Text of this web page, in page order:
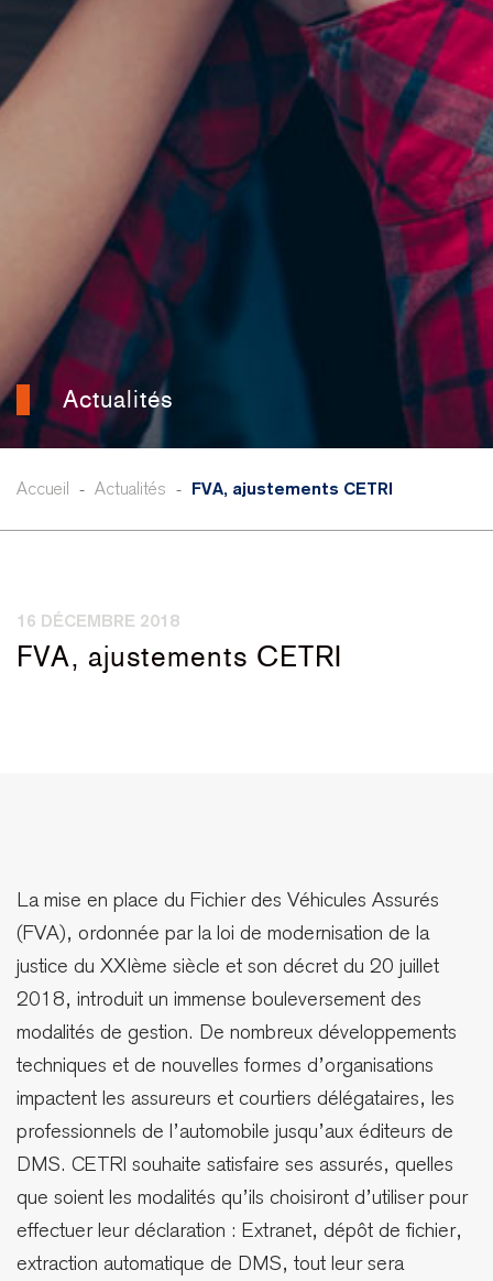
Actualités
Accueil - Actualités - FVA, ajustements CETRI
POSTED
ON
16 DÉCEMBRE 2018
FVA, ajustements CETRI
La mise en place du Fichier des Véhicules Assurés
(FVA), ordonnée par la loi de modernisation de la
justice du XXIème siècle et son décret du 20 juillet
2018, introduit un immense bouleversement des
modalités de gestion. De nombreux développements
techniques et de nouvelles formes d’organisations
impactent les assureurs et courtiers délégataires, les
professionnels de l’automobile jusqu’aux éditeurs de
DMS. CETRI souhaite satisfaire ses assurés, quelles
que soient les modalités qu’ils choisiront d’utiliser pour
effectuer leur déclaration : Extranet, dépôt de fichier,
extraction automatique de DMS, tout leur sera